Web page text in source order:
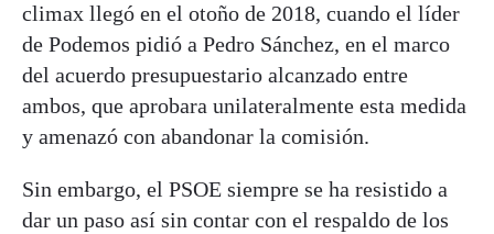
climax llegó en el otoño de 2018, cuando el líder
de Podemos pidió a Pedro Sánchez, en el marco
del acuerdo presupuestario alcanzado entre
ambos, que aprobara unilateralmente esta medida
y amenazó con abandonar la comisión.
Sin embargo, el PSOE siempre se ha resistido a
dar un paso así sin contar con el respaldo de los